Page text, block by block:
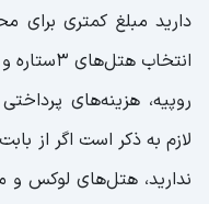
دارید مبلغ کمتری برای
روپیه، هزینه‌های
لازم به ذکر است اگر از